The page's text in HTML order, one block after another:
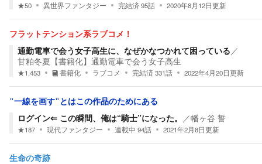
★50 異世界ファンタジー 完結済95話 2020年8月12日更新
フラットテンション系ラブコメ！
通勤電車で会う女子高生に、なぜかなつかれて困っている／
甘粕冬夏【書籍化】通勤電車で会う女子高生
★1,453 書籍化 ラブコメ 完結済 331話 2022年4月20日更新
"一線を画す"とはこの作品のためにある
ログイン⇐ この瞬間、俺は“騎士”になった。 ／幡ヶ谷 誓
★187 現代ファンタジー 連載中 94話 2021年2月8日更新
生命の奇跡